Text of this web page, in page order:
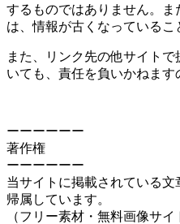
するものではありません。
は、情報が古くなっているこ
また、リンク先の他サイト
いても、責任を負いかねます
ーーーーーー
著作権
ーーーーーー
当サイトに掲載されている
帰属しています。
（フリー素材・無料画像サ